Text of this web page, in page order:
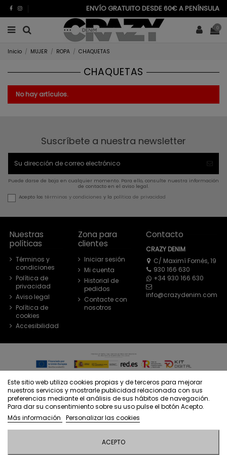
ENVÍO GRATUITO DESDE 60€ A PENÍNSULA
0
Inicio MUJER ROPA CHAQUETAS
CHAQUETAS
No hay artículos.
Suscríbete a nuestra newsletter
Puede darse de baja en cualquier momento. Para ello, consulte nuestra información
de contacto en el aviso legal.
Acepto los términos y condiciones y la política de privacidad
Nuestras
políticas
Términos y
condiciones
Política de
privacidad
Aviso legal
Política de
cookies
Accesibilidad
Zona para
clientes
Iniciar sesión
Mi cuenta
Historial de
pedidos
Contacte con
nosotros
Contacto
CRAZY DENIM
C/ Maximí Fornés, 19
930 166 630
+34 930 166 630
info@crazydenim.com
Este sitio web utiliza cookies propias y de terceros para mejorar
nuestros servicios y mostrarle publicidad relacionada con sus
preferencias mediante el análisis de sus hábitos de navegación.
Para dar su consentimiento sobre su uso pulse el botón Acepto.
Más información
Personalizar las cookies
ACEPTO
© Crazy Denim - Todos los derechos reservados - Powered by
bytefactory